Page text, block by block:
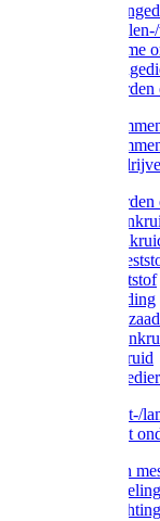
Diversen
Protect Home
Solabiol
Protect
Protect
Diversen
Solabiol
Solabiol
Pokon meststof
Pokon voeding
Pokon graszaad
Roundup
Pokon onkruid
Pokon
Vliegenkast-/
Vliegenkast
Zuigkorven
Geka
Geka